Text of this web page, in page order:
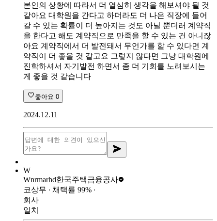
본인의 상황에 따라서 더 열심히 생각을 해보셔야 될 것
같아요 대학원을 간다고 하더라도 더 나은 직장에 들어
갈 수 있는 확률이 더 높아지는 것도 아닐 뿐더러 계약직
을 한다고 해도 계약직으로 만족을 할 수 있는 건 아니잖
아요 계약직에서 더 발전돼서 무언가를 할 수 있다면 계
약직이 더 좋을 것 같고요 그렇지 않다면 그냥 대학원에
진학하셔서 자기발전 하면서 좀 더 기회를 노려보시는
게 좋을 것 같습니다
좋아요 0
2024.12.11
W
Wnrmarhd한국주택금융공사
코상무 ∙ 채택률 99% ∙
회사
일치